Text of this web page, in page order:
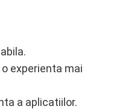
experienta mai
a aplicatiilor.